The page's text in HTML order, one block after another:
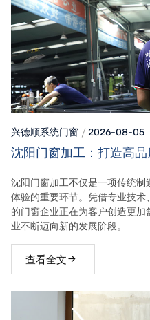
兴德顺系统门窗 2026-08-05
沈阳门窗加工：打造高
沈阳门窗加工不仅是一项传统
体验的重要环节。凭借专业技
的门窗企业正在为客户创造更
业不断迈向新的发展阶段。
查看全文